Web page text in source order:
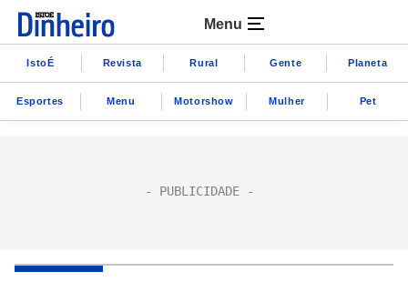
Menu
IstoÉ Revista Rural Gente Planeta
Esportes Menu Motorshow Mulher Pet